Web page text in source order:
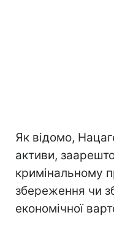
Як відомо,
активи,
кримінальному
збереження чи
економічної